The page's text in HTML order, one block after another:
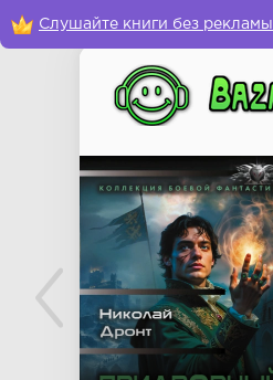
Слушайте книги без рекламы